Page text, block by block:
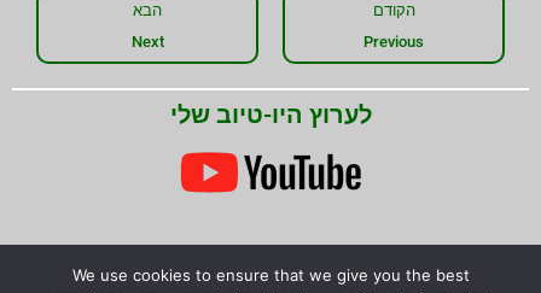
הקודם
Previous
הבא
Next
לערוץ היו-טיוב שלי
We use cookies to ensure that we give you the best